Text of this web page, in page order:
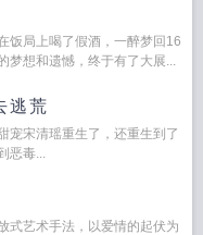
饭局上喝了假酒，一醉梦回16
梦想和遗憾，终于有了大展...
逃荒
宠宋清瑶重生了，还重生到了
恶毒...
式艺术手法，以爱情的起伏为